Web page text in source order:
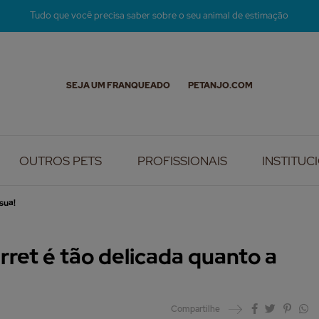
Tudo que você precisa saber sobre o seu animal de estimação
SEJA UM FRANQUEADO PETANJO.COM
OUTROS PETS PROFISSIONAIS
é tão delicada quanto a
Compartilhe